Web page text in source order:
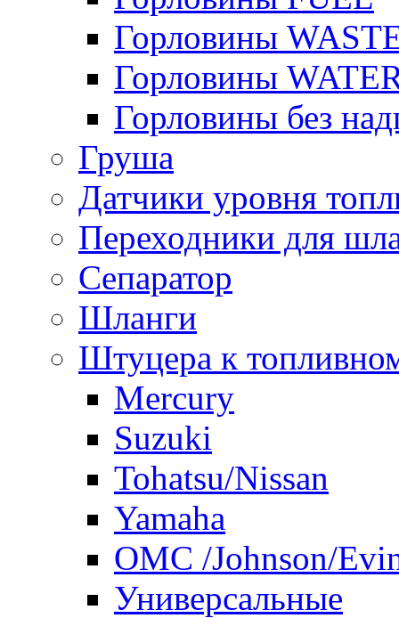
Горловины
Горловины
Горловины без
Груша
Датчики уровня
Переходники для
Сепаратор
Шланги
Штуцера к
Mercury
Suzuki
Tohatsu/Nissan
Yamaha
ОМС /Johnson/
Универсальные